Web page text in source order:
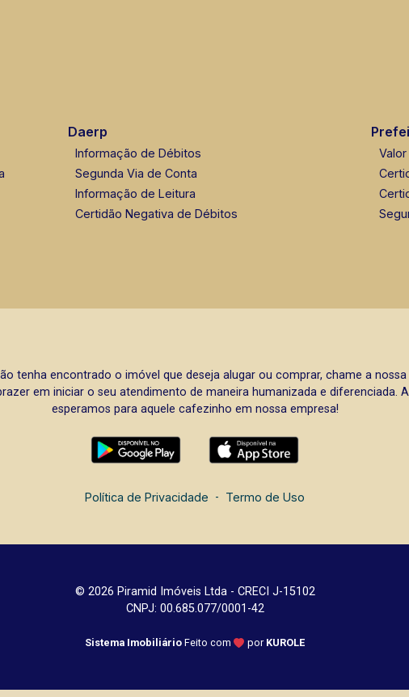
Daerp
Informação de Débitos
Segunda Via de Conta
Informação de Leitura
Certidão Negativa de Débitos
tenha encontrado o imóvel que deseja alugar ou comprar, chame a
em iniciar o seu atendimento de maneira humanizada e diferenciada.
esperamos para aquele cafezinho em nossa empresa!
Política de Privacidade - Termo de Uso
© 2026 Piramid Imóveis Ltda - CRECI J-15102
CNPJ: 00.685.077/0001-42
Sistema Imobiliário Feito com por KUROLE